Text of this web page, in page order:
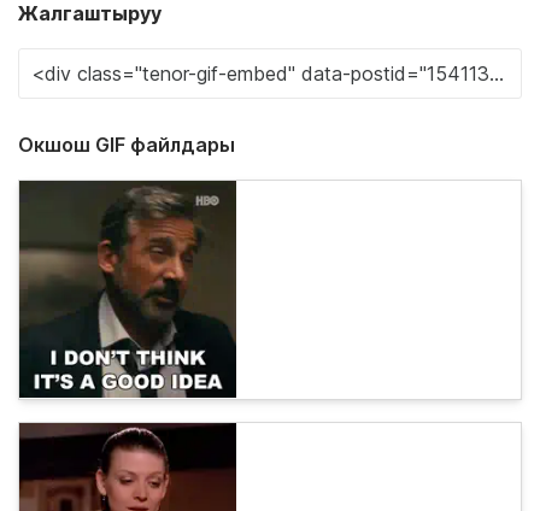
Жалгаштыруу
Окшош GIF файлдары